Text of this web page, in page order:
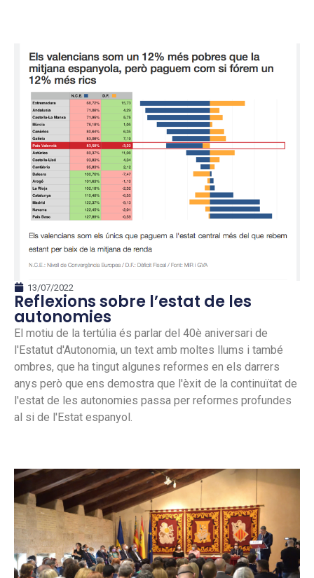
13/07/2022
Reflexions sobre l’estat de les
autonomies
El motiu de la tertúlia és parlar del 40è aniversari de
l'Estatut d'Autonomia, un text amb moltes llums i també
ombres, que ha tingut algunes reformes en els darrers
anys però que ens demostra que l'èxit de la continuïtat de
l'estat de les autonomies passa per reformes profundes
al si de l'Estat espanyol.